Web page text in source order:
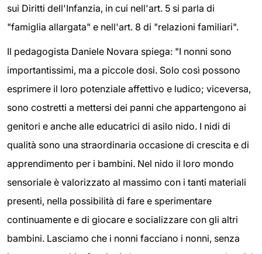
sui Diritti dell'Infanzia, in cui nell'art. 5 si parla di
"famiglia allargata" e nell'art. 8 di "relazioni familiari".
Il pedagogista Daniele Novara spiega: "I nonni sono
importantissimi, ma a piccole dosi. Solo così possono
esprimere il loro potenziale affettivo e ludico; viceversa,
sono costretti a mettersi dei panni che appartengono ai
genitori e anche alle educatrici di asilo nido. I nidi di
qualità sono una straordinaria occasione di crescita e di
apprendimento per i bambini. Nel nido il loro mondo
sensoriale è valorizzato al massimo con i tanti materiali
presenti, nella possibilità di fare e sperimentare
continuamente e di giocare e socializzare con gli altri
bambini. Lasciamo che i nonni facciano i nonni, senza